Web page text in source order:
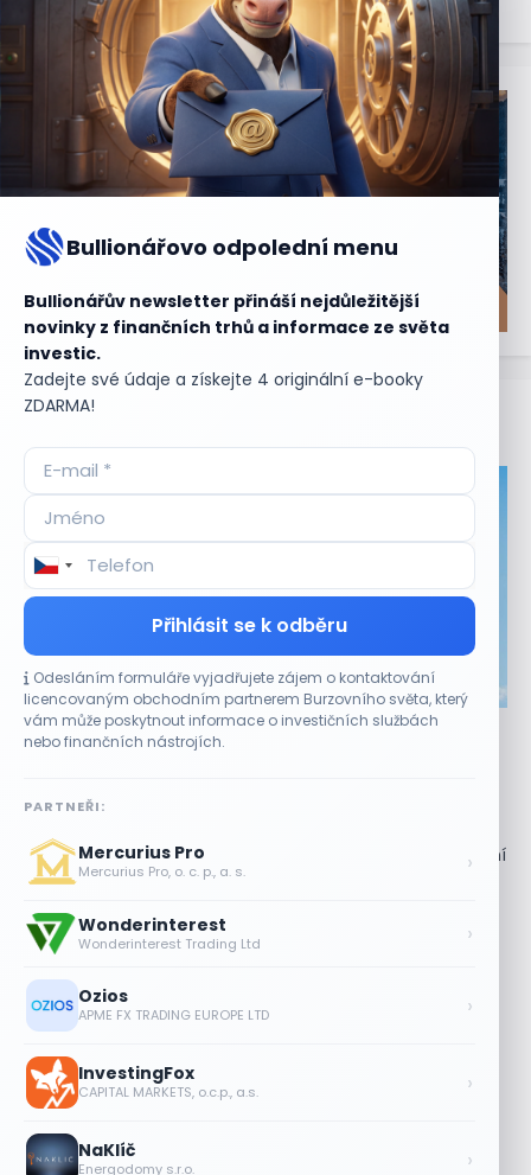
Bullionářovo odpolední menu
Bullionářův newsletter přináší nejdůležitější
novinky z finančních trhů a informace ze světa
investic.
Zadejte své údaje a získejte 4 originální e-booky
ZDARMA!
Přihlásit se k odběru
Odesláním formuláře vyjadřujete zájem o kontaktování
licencovaným obchodním partnerem Burzovního světa, který
vám může poskytnout informace o investičních službách
nebo finančních nástrojích.
PARTNEŘI:
Mercurius Pro
Mercurius Pro, o. c. p., a. s. ›
Wonderinterest
Wonderinterest Trading Ltd ›
Ozios
APME FX TRADING EUROPE LTD ›
InvestingFox
CAPITAL MARKETS, o.c.p., a.s. ›
NaKlíč
Energodomy s.r.o. ›
Aktuální
CO HÝBE TRHEM
Akcie Micron klesají, ale nejhoršímu výprodeji
paměťových čipů unikly
Micron Technology (MU) ve čtvrtek uzavřely obchodování
se ztrátou 1,3 %. Výrobce paměťových...
Jalapeňová kauza tlačí akcie Chipotle
níž. Analytici ale zůstávají klidní
růstem
7 SRPNA, 2026
Plány Starlinku srazily akcie T-Mobile,